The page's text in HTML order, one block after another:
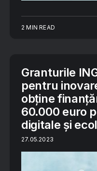
2 MIN READ
Granturile
pentru
obține
60.000 euro
digitale și
27.05.2023